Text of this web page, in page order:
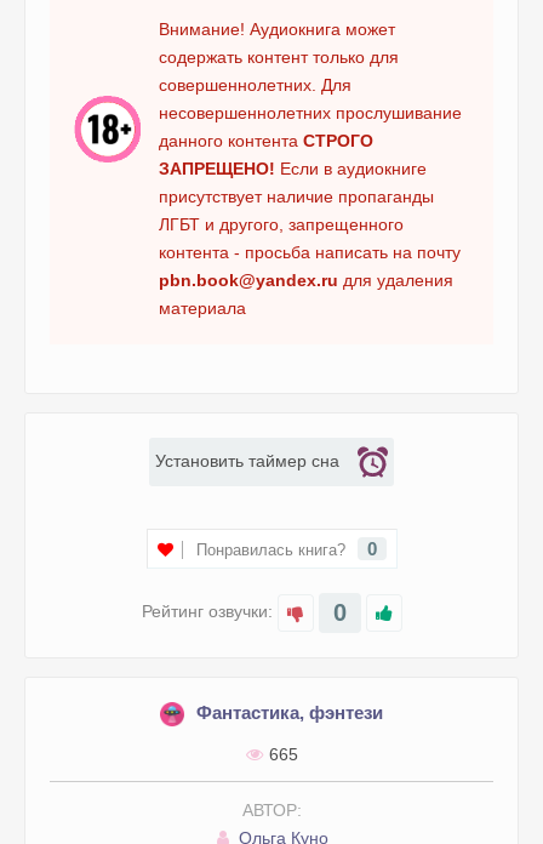
Внимание! Аудиокнига может
содержать контент только для
совершеннолетних. Для
несовершеннолетних прослушивание
данного контента СТРОГО
ЗАПРЕЩЕНО! Если в аудиокниге
присутствует наличие пропаганды
ЛГБТ и другого, запрещенного
контента - просьба написать на почту
pbn.book@yandex.ru для удаления
материала
Рейтинг озвучки: 0
Понравилась книга? 0
Установить таймер сна
Фантастика, фэнтези
665
АВТОР:
Ольга Куно